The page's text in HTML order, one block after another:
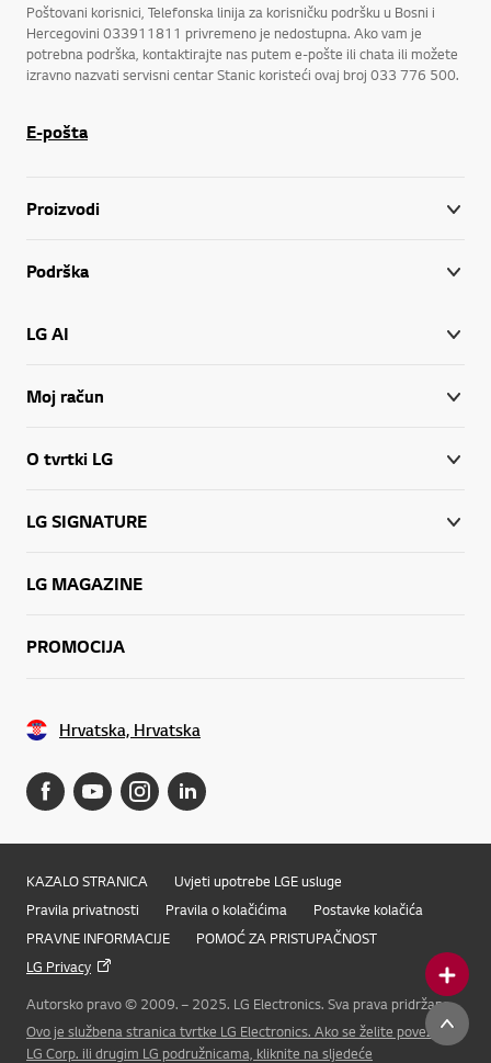
Online Chat
Poštovani korisnici, Telefonska linija za korisničku podršku u Bosni i
Hercegovini 033911811 privremeno je nedostupna. Ako vam je
potrebna podrška, kontaktirajte nas putem e-pošte ili chata ili možete
izravno nazvati servisni centar Stanic koristeći ovaj broj 033 776 500.
E-pošta
Proizvodi
Podrška
LG AI
Moj račun
O tvrtki LG
LG SIGNATURE
LG MAGAZINE
PROMOCIJA
Hrvatska, Hrvatska
KAZALO STRANICA
Uvjeti upotrebe LGE usluge
Pravila privatnosti
Pravila o kolačićima
Postavke kolačića
PRAVNE INFORMACIJE
POMOĆ ZA PRISTUPAČNOST
LG Privacy
Autorsko pravo © 2009. – 2025. LG Electronics. Sva prava pridržana
Ovo je službena stranica tvrtke LG Electronics. Ako se želite povezati s
LG Corp. ili drugim LG podružnicama, kliknite na sljedeće